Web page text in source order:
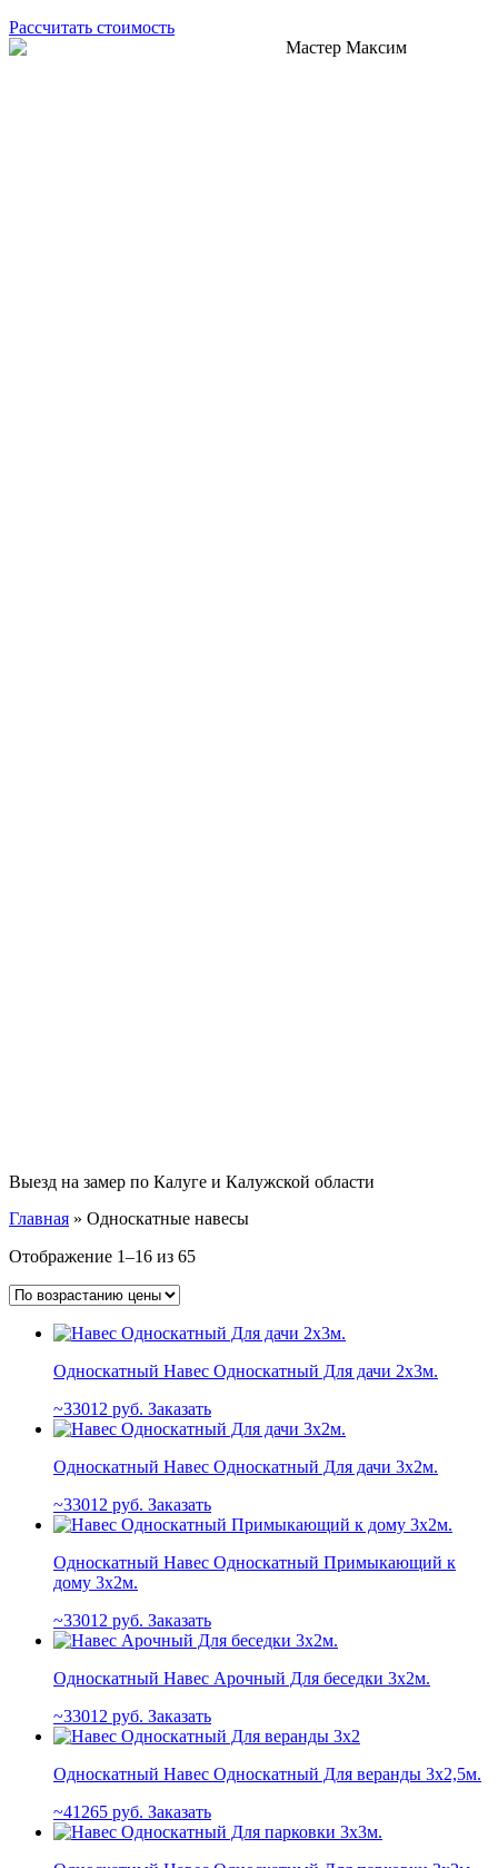
Рассчитать стоимость
Выезд на замер по Калуге и Калужской области
Главная » Односкатные навесы
Отображение 1–16 из 65
Односкатный Навес Односкатный Для дачи 2х3м.
33012 руб. Заказать
Односкатный Навес Односкатный Для дачи 3х2м.
33012 руб. Заказать
Односкатный Навес Односкатный Примыкающий к
дому 3х2м.
33012 руб. Заказать
Односкатный Навес Арочный Для беседки 3х2м.
33012 руб. Заказать
Односкатный Навес Односкатный Для веранды 3х2,5м.
41265 руб. Заказать